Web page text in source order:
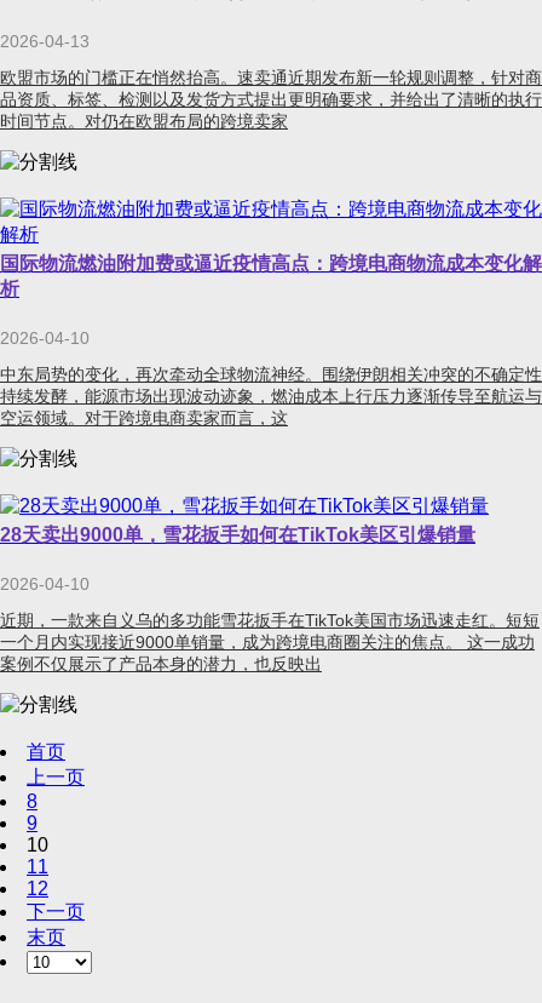
2026-04-13
欧盟市场的门槛正在悄然抬高。速卖通近期发布新一轮规则调整，针对商
品资质、标签、检测以及发货方式提出更明确要求，并给出了清晰的执行
时间节点。对仍在欧盟布局的跨境卖家
国际物流燃油附加费或逼近疫情高点：跨境电商物流成本变化解
析
2026-04-10
中东局势的变化，再次牵动全球物流神经。围绕伊朗相关冲突的不确定性
持续发酵，能源市场出现波动迹象，燃油成本上行压力逐渐传导至航运与
空运领域。对于跨境电商卖家而言，这
28天卖出9000单，雪花扳手如何在TikTok美区引爆销量
2026-04-10
近期，一款来自义乌的多功能雪花扳手在TikTok美国市场迅速走红。短短
一个月内实现接近9000单销量，成为跨境电商圈关注的焦点。 这一成功
案例不仅展示了产品本身的潜力，也反映出
首页
上一页
8
9
10
11
12
下一页
末页